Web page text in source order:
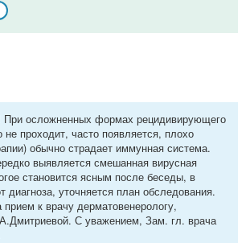
При осложненных формах рецидивирующего
не проходит, часто появляется, плохо
обычно страдает иммунная система.
выявляется смешанная вирусная
становится ясным после беседы, в
диагноза, уточняется план обследования.
прием к врачу дерматовенерологу,
С уважением, Зам. гл. врача